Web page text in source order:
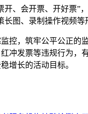
、会开票、开好票
图、录制操作视频
控，筑牢公平公正
冲发票等违规行为
增长的活动目标。